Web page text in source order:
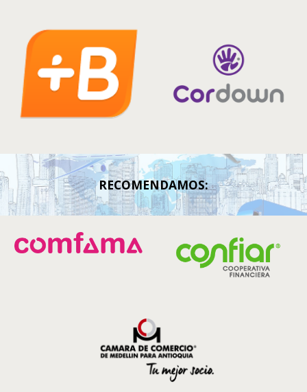
RECOMENDAMOS: